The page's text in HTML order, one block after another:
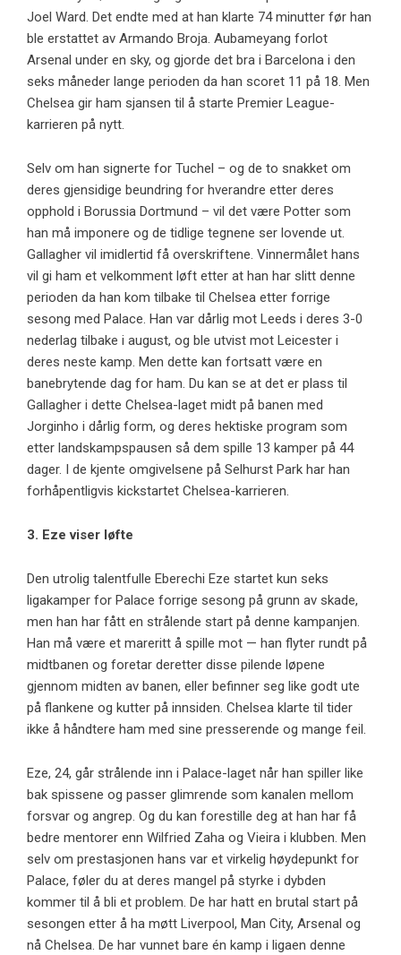
Joel Ward. Det endte med at han klarte 74 minutter før han
ble erstattet av Armando Broja. Aubameyang forlot
Arsenal under en sky, og gjorde det bra i Barcelona i den
seks måneder lange perioden da han scoret 11 på 18. Men
Chelsea gir ham sjansen til å starte Premier League-
karrieren på nytt.
Selv om han signerte for Tuchel – og de to snakket om
deres gjensidige beundring for hverandre etter deres
opphold i Borussia Dortmund – vil det være Potter som
han må imponere og de tidlige tegnene ser lovende ut.
Gallagher vil imidlertid få overskriftene. Vinnermålet hans
vil gi ham et velkomment løft etter at han har slitt denne
perioden da han kom tilbake til Chelsea etter forrige
sesong med Palace. Han var dårlig mot Leeds i deres 3-0
nederlag tilbake i august, og ble utvist mot Leicester i
deres neste kamp. Men dette kan fortsatt være en
banebrytende dag for ham. Du kan se at det er plass til
Gallagher i dette Chelsea-laget midt på banen med
Jorginho i dårlig form, og deres hektiske program som
etter landskampspausen så dem spille 13 kamper på 44
dager. I de kjente omgivelsene på Selhurst Park har han
forhåpentligvis kickstartet Chelsea-karrieren.
3. Eze viser løfte
Den utrolig talentfulle Eberechi Eze startet kun seks
ligakamper for Palace forrige sesong på grunn av skade,
men han har fått en strålende start på denne kampanjen.
Han må være et mareritt å spille mot — han flyter rundt på
midtbanen og foretar deretter disse pilende løpene
gjennom midten av banen, eller befinner seg like godt ute
på flankene og kutter på innsiden. Chelsea klarte til tider
ikke å håndtere ham med sine presserende og mange feil.
Eze, 24, går strålende inn i Palace-laget når han spiller like
bak spissene og passer glimrende som kanalen mellom
forsvar og angrep. Og du kan forestille deg at han har få
bedre mentorer enn Wilfried Zaha og Vieira i klubben. Men
selv om prestasjonen hans var et virkelig høydepunkt for
Palace, føler du at deres mangel på styrke i dybden
kommer til å bli et problem. De har hatt en brutal start på
sesongen etter å ha møtt Liverpool, Man City, Arsenal og
nå Chelsea. De har vunnet bare én kamp i ligaen denne